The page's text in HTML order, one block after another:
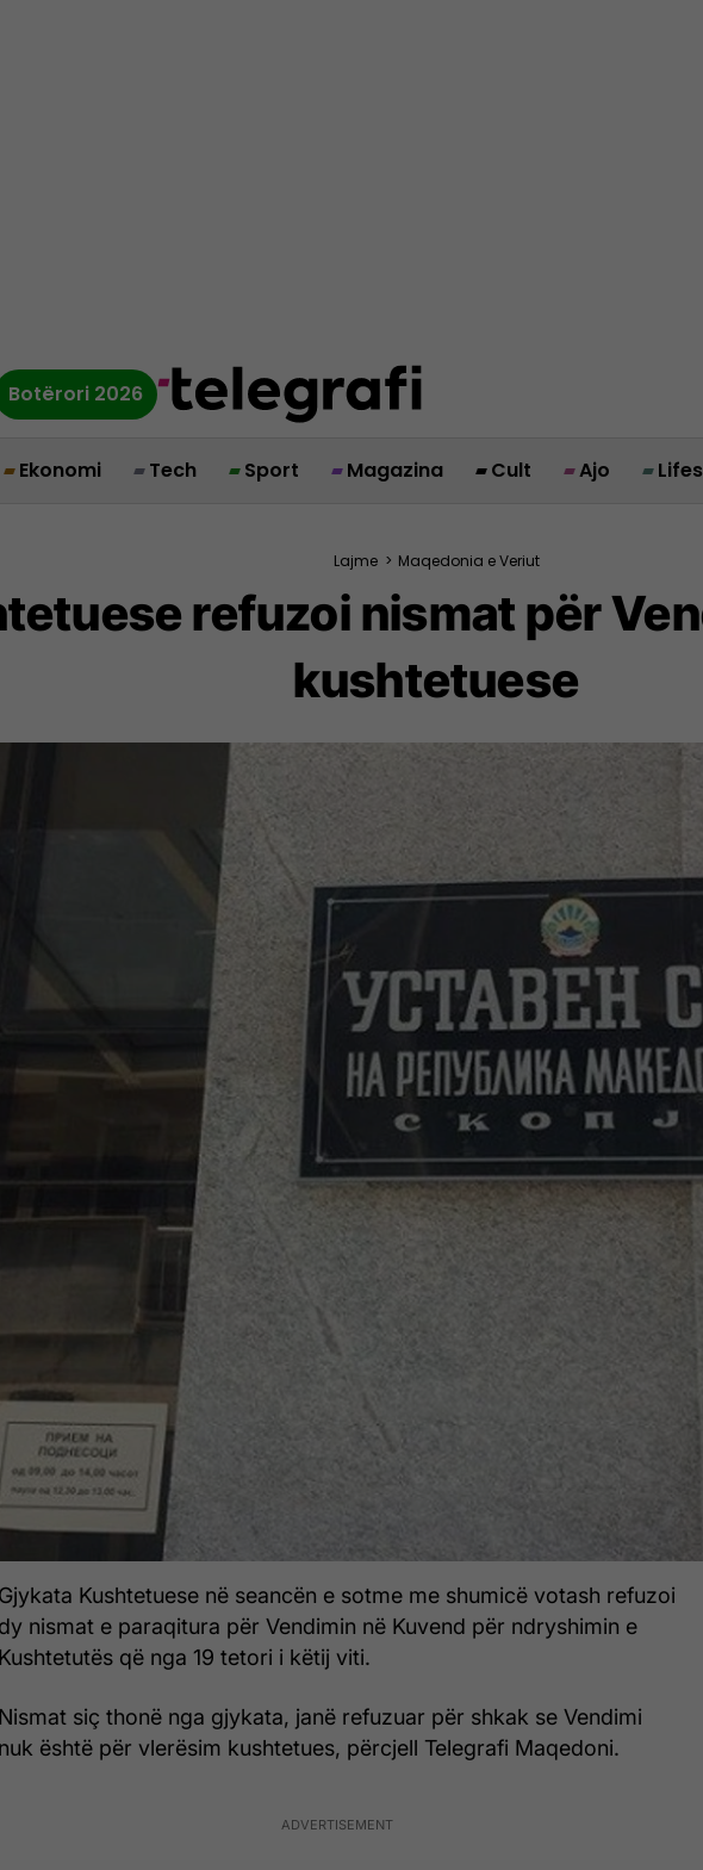
Botërori 2026
Ekonomi Tech Sport Magazina Cult Ajo
Lajme > Maqedonia e Veriut
refuzoi nismat për
kushtetuese
Gjykata Kushtetuese në seancën e sotme me shumicë votash refuzoi
dy nismat e paraqitura për Vendimin në Kuvend për ndryshimin e
Kushtetutës që nga 19 tetori i këtij viti.
Nismat siç thonë nga gjykata, janë refuzuar për shkak se Vendimi
nuk është për vlerësim kushtetues, përcjell Telegrafi Maqedoni.